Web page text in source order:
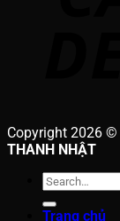
Copyright 2026 ©
THANH NHẬT
Search
for:
Trang chủ